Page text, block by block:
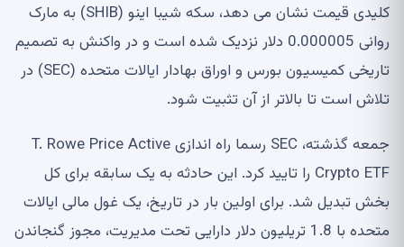
کلیدی قیمت نشان می دهد، سکه شیبا اینو (SHIB) به مارک
روانی 0.000005 دلار نزدیک شده است و در واکنش به تصمیم
تاریخی کمیسیون بورس و اوراق بهادار ایالات متحده (SEC) در
تلاش است تا بالاتر از آن تثبیت شود.
جمعه گذشته، SEC رسما راه اندازی T. Rowe Price Active
Crypto ETF را تایید کرد. این حادثه به یک سابقه برای کل
بخش تبدیل شد. برای اولین بار در تاریخ، یک غول مالی ایالات
متحده با 1.8 تریلیون دلار دارایی تحت مدیریت، مجوز گنجاندن